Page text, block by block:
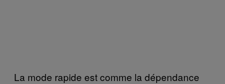
La mode rapide est comme la dépendance